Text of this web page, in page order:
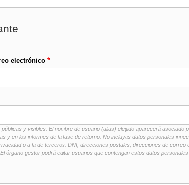
electrónico
y visibles. El nombre de usuario (alias) elegido aparecerá asociado
y en los informes de la fase de retorno. No incluyas datos personales
o a la de terceros: DNI, direcciones postales, direcciones de correo
órgano gestor podrá editar usuarios que contengan estos datos